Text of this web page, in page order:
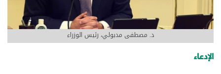
د. مصطفى مدبولي، رئيس الوزراء
الإدعاء